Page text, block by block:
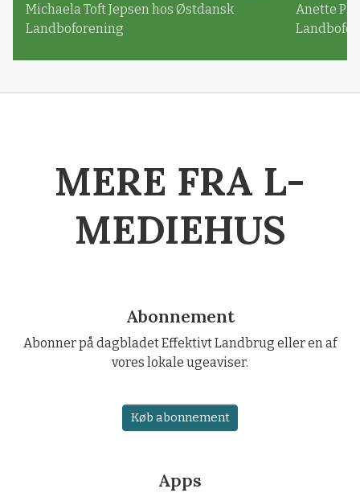
Michaela Toft Jepsen hos Østdansk
Landboforening
Anette
MERE FRA L-
MEDIEHUS
Abonnement
Abonner på dagbladet Effektivt Landbrug eller en af
vores lokale ugeaviser.
Køb abonnement
Apps